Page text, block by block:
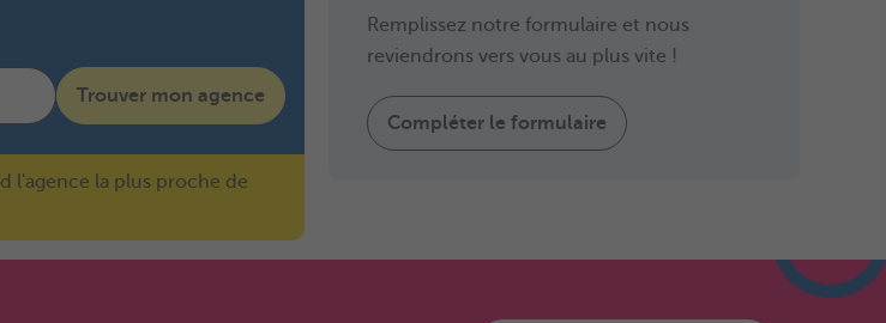
Trouver mon agence
l'agence la plus proche de
Remplissez notre formulaire et nous
reviendrons vers vous au plus vite !
Compléter le formulaire